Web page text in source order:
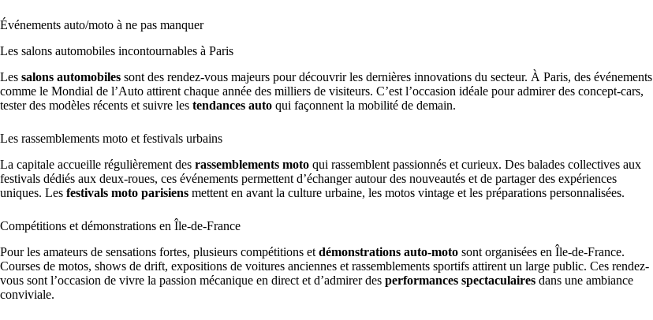
Événements auto/moto à ne pas manquer
Les salons automobiles incontournables à Paris
Les salons automobiles sont des rendez-vous majeurs pour découvrir les dernières innovations du secteur. À Paris, des événements
comme le Mondial de l’Auto attirent chaque année des milliers de visiteurs. C’est l’occasion idéale pour admirer des concept-cars,
tester des modèles récents et suivre les tendances auto qui façonnent la mobilité de demain.
Les rassemblements moto et festivals urbains
La capitale accueille régulièrement des rassemblements moto qui rassemblent passionnés et curieux. Des balades collectives aux
festivals dédiés aux deux-roues, ces événements permettent d’échanger autour des nouveautés et de partager des expériences
uniques. Les festivals moto parisiens mettent en avant la culture urbaine, les motos vintage et les préparations personnalisées.
Compétitions et démonstrations en Île-de-France
Pour les amateurs de sensations fortes, plusieurs compétitions et démonstrations auto-moto sont organisées en Île-de-France.
Courses de motos, shows de drift, expositions de voitures anciennes et rassemblements sportifs attirent un large public. Ces rendez-
vous sont l’occasion de vivre la passion mécanique en direct et d’admirer des performances spectaculaires dans une ambiance
conviviale.